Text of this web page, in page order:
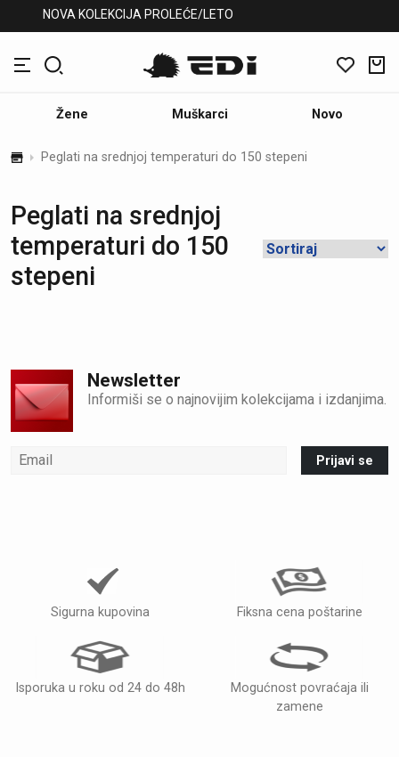
NOVA KOLEKCIJA PROLEĆE/LETO
Žene Muškarci Novo
Peglati na srednjoj temperaturi do 150 stepeni
Peglati na srednjoj
temperaturi do 150
stepeni
Newsletter
Informiši se o najnovijim kolekcijama i izdanjima.
Prijavi se
Sigurna kupovina Fiksna cena poštarine
Isporuka u roku od 24 do 48h
Mogućnost povraćaja ili
zamene